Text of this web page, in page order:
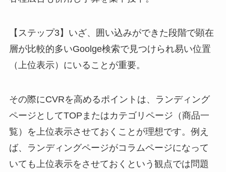
【ステップ3】いざ、囲い込みができた段階で顕在
層が比較的多いGoolge検索で見つけられ易い位置
（上位表示）にいることが重要。
その際にCVRを高めるポイントは、ランディング
ページとしてTOPまたはカテゴリページ（商品一
覧）を上位表示させておくことが理想です。例え
ば、ランディングページがコラムページになって
いても上位表示をさせておくという観点では問題